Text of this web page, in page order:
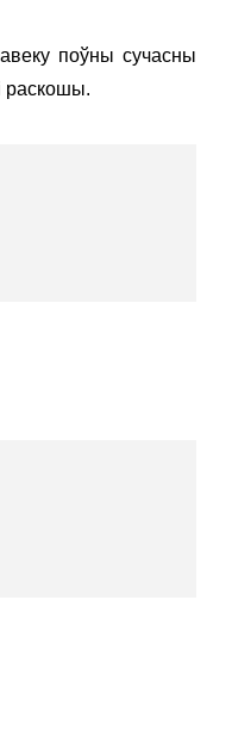
поўны сучасны
раскошы.